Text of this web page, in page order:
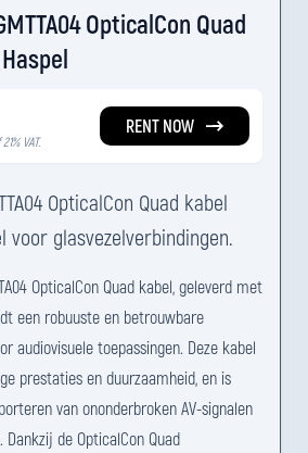
OpticalCon Quad
VAT.
RENT NOW
OpticalCon Quad kabel
voor glasvezelverbindingen.
OpticalCon Quad kabel, geleverd met
een robuuste en betrouwbare
audiovisuele toepassingen. Deze kabel
prestaties en duurzaamheid, en is
van ononderbroken AV-signalen
de OpticalCon Quad